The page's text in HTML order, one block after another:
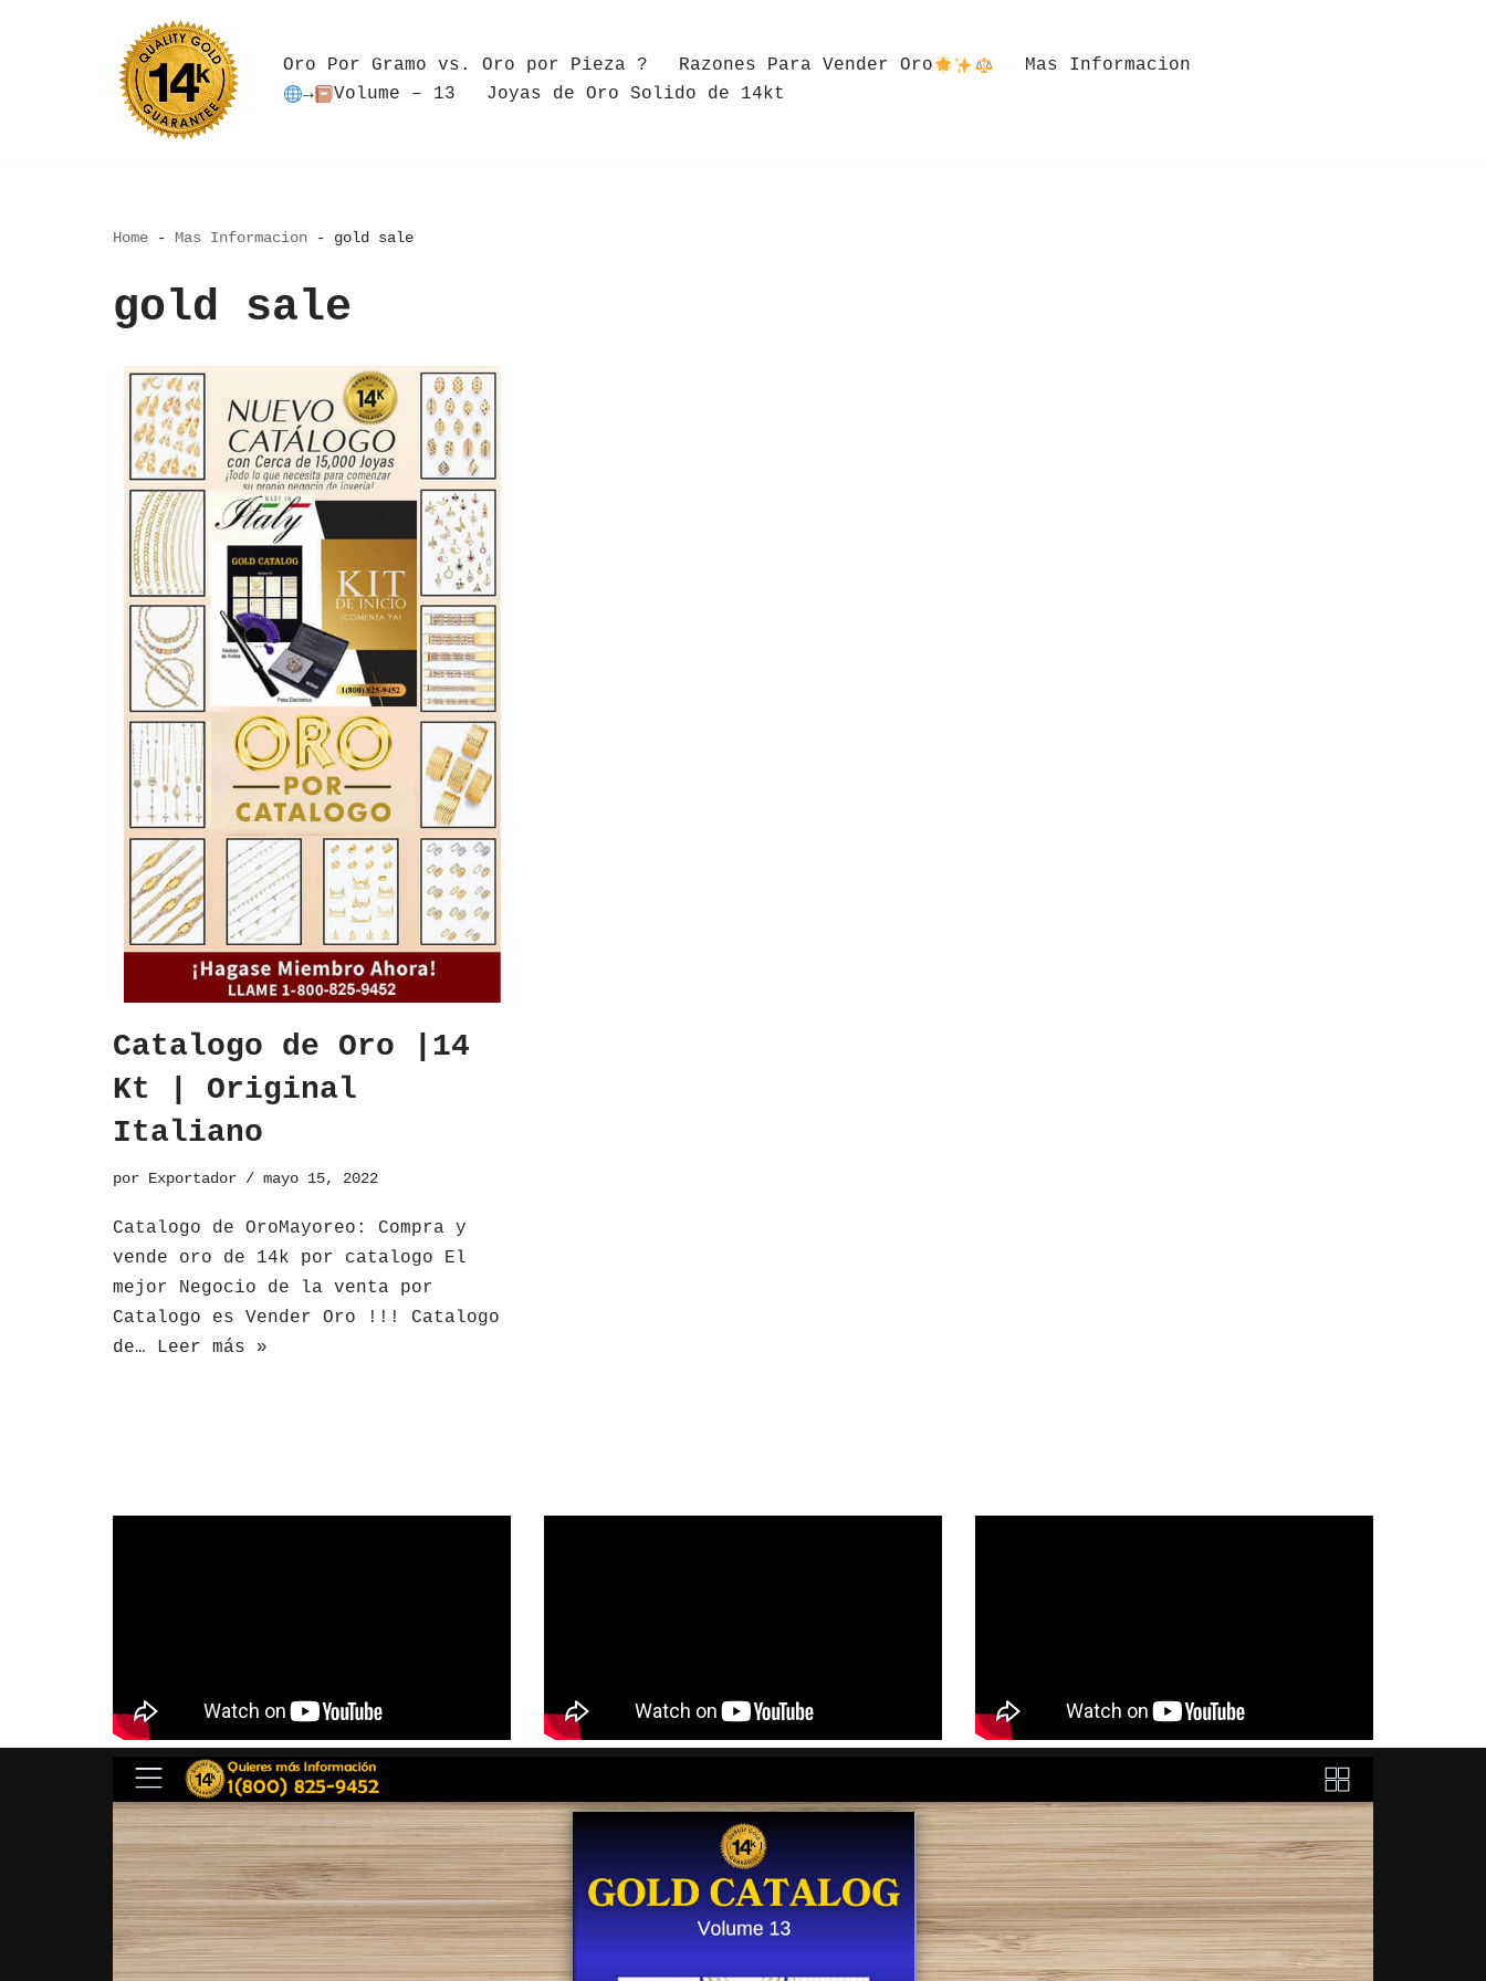
Oro Por Gramo vs. Oro por Pieza ? Razones Para Vender Oro
Mas Informacion
→
Volume – 13 Joyas de Oro Solido de 14kt
Home - Mas Informacion - gold sale
gold sale
Catalogo de Oro |14
Kt | Original
Italiano
por Exportador mayo 15, 2022
​Catalogo de OroMayoreo: Compra y
vende oro de 14k por catalogo El
mejor Negocio de la venta por
Catalogo es Vender Oro !!! Catalogo
de… Leer más »